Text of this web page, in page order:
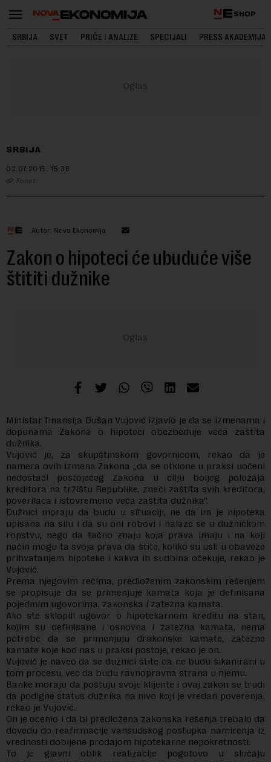
SHOP
SRBIJA SVET PRIČE I ANALIZE SPECIJALI PRESS AKADEMIJA
SRBIJA
02.07.2015. 15:38
Fonet
Autor: Nova Ekonomija
Zakon o hipoteci će ubuduće više
štititi dužnike
Ministar finansija Dušan Vujović izjavio je da se izmenama i
dopunama Zakona o hipoteci obezbeđuje veća zaštita
dužnika.
Vujović je, za skupštinskom govornicom, rekao da je
namera ovih izmena Zakona „da se otklone u praksi uočeni
nedostaci postojećeg Zakona u cilju boljeg položaja
kreditora na tržištu Republike, znači zaštita svih kreditora,
poverilaca i istovremeno veća zaštita dužnika“.
Dužnici moraju da budu u situaciji, ne da im je hipoteka
upisana na silu i da su oni robovi i nalaze se u dužničkom
ropstvu, nego da tačno znaju koja prava imaju i na koji
način mogu ta svoja prava da štite, koliko su ušli u obaveze
prihvatanjem hipoteke i kakva ih sudbina očekuje, rekao je
Vujović.
Prema njegovim rečima, predloženim zakonskim rešenjem
se propisuje da se primenjuje kamata koja je definisana
pojedinim ugovorima, zakonska i zatezna kamata.
Ako ste sklopili ugovor o hipotekarnom kreditu na stan,
kojim su definisane i osnovna i zatezna kamata, nema
potrebe da se primenjuju drakonske kamate, zatezne
kamate koje kod nas u praksi postoje, rekao je on.
Vujović je naveo da se dužnici štite da ne budu šikanirani u
tom procesu, već da budu ravnopravna strana u njemu.
Banke moraju da poštuju svoje klijente i ovaj zakon se trudi
da podigne status dužnika na nivo koji je vredan poverenja,
rekao je Vujović.
On je ocenio i da bi predložena zakonska rešenja trebalo da
dovedu do reafirmacije vansudskog postupka namirenja iz
vrednosti dobijene prodajom hipotekarne nepokretnosti.
To je glavni oblik realizacije pogotovo u slučaju